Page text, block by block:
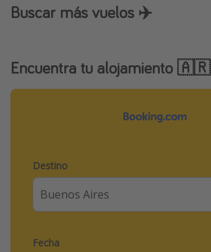
Buscar más vuelos ✈️
Encuentra tu alojamiento 🇦🇷
Destino
Fecha